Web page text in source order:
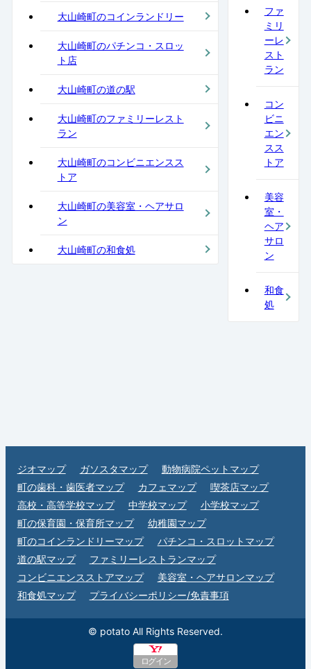
大山崎町のコインランドリー
大山崎町のパチンコ・スロッ
ト店
大山崎町の道の駅
大山崎町のファミリーレスト
ラン
大山崎町のコンビニエンスス
トア
大山崎町の美容室・ヘアサロ
ン
大山崎町の和食処
ファ
ミリ
ーレ
スト
ラン
コン
ビニ
エン
スス
トア
美容
室・
ヘア
サロ
ン
和食
処
ジオマップ ガソスタマップ
動物病院ペットマップ
町の歯科・歯医者マップ
カフェマップ
喫茶店マップ
高校・高等学校マップ
中学校マップ
小学校マップ
町の保育園・保育所マップ
幼稚園マップ
町のコインランドリーマップ
パチンコ・スロットマップ
道の駅マップ
ファミリーレストランマップ
コンビニエンスストアマップ
美容室・ヘアサロンマップ
和食処マップ
プライバシーポリシー/免責事項
© potato All Rights Reserved.